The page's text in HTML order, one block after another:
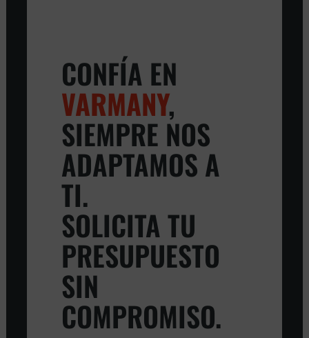
CONFÍA EN
VARMANY,
SIEMPRE NOS
ADAPTAMOS A
TI.
SOLICITA TU
PRESUPUESTO
SIN
COMPROMISO.